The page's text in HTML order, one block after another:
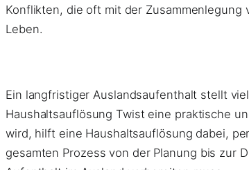
Konflikten, die oft mit der
Leben.
Ein langfristiger Auslandsaufenthalt stellt
Haushaltsauflösung Twist eine praktische
wird, hilft eine Haushaltsauflösung dabei,
gesamten Prozess von der Planung bis zur